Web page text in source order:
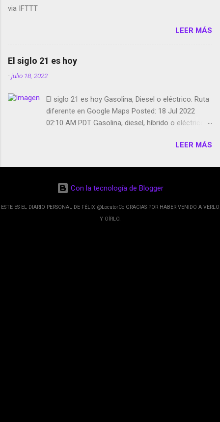
Live Photos en Google Photos Llegando Partimos
Dictados en Android El tamaño y su importancia...
via IFTTT
LEER MÁS
El siglo 21 es hoy
-julio 18, 2022
El siglo 21 es hoy Gasolina, Diesel o eléctrico: Ruta
diferente en Google Maps Posted: 18 Jul 2022
02:10 AM PDT Gasolina, diesel, híbrido o eléctrico:
de esos sentidos es lo que hacen los
desarrolladores de Alphabet, la compañía matriz
de Google; y por el otro lado tenemos el
crecimiento de Google Maps con lo que
informamos los usuarios reseñas del lugares
LEER MÁS
Con la tecnología de Blogger
ESTE ES EL DIARIO PERSONAL DE FÉLIX @LocutorCo GRACIAS POR HABER VENIDO A VERLO
Y OÍRLO.